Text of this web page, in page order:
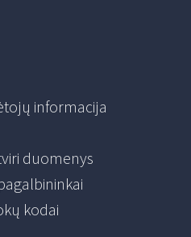
informacija
duomenys
kodai